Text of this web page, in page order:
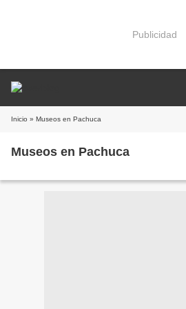
Publicidad
Inicio » Museos en Pachuca
Museos en Pachuca